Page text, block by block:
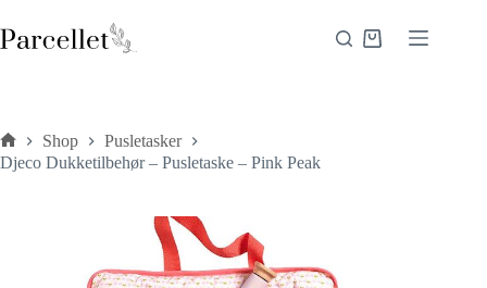
til
indhold
Indkøbskurv
Forside
Shop
Pusletasker
Djeco Dukketilbehør – Pusletaske – Pink Peak